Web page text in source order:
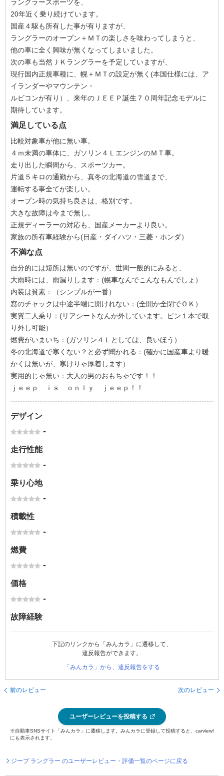
ラングラースポーツを、
20年近く乗り続けています。
国産４駆も所有した事が有りますが、
ラングラーのオープン＋ＭＴの楽しさを味わってしまうと、
他の車に全く興味が無くなってしまいました。
次の車も当然ＪＫラングラーを予定していますが、
現行国内正規車種に、幌＋ＭＴの設定が無く(本国仕様には、ア
イランダーやマウンテン・
ルビコンが有り）、来年のＪＥＥＰ誕生７０周年記念モデルに
期待しています。
満足している点
比較対象車が他に無い車。
４ｍ未満の車体に、ガソリン４ＬエンジンのＭＴ車。
走り出した瞬間から、スポーツカー。
片道５キロの通勤から、真冬の北海道の雪道まで、
運転する事全てが楽しい。
オープン時の気持ち良さは、格別です。
大きな故障は今まで無し。
正規ディーラーの対応も、国産メーカーより良い。
家族の所有車経験から(日産・ダイハツ・三菱・ホンダ）
不満な点
自分的には短所は無いのですが、世間一般的にみると、
大雨時には、雨漏りします：(幌車なんでこんなもんでしょ）
内装は貧素：（シンプルが一番）
窓のチャックは中途半端に開けれない：(全開か全閉でＯＫ）
実質二人乗り：(リアシートなんか外しています。ピン１本で取
り外し可能）
燃費がいまいち：(ガソリン４Ｌとしては、良いほう）
冬の北海道で寒くない？と必ず聞かれる：(確かに国産車より暖
かくは無いが、寒けりゃ厚着します）
実用的じゃ無い：大人の男のおもちゃです！！
ｊｅｅｐ ｉｓ ｏｎｌｙ ｊｅｅｐ！！
デザイン
-
走行性能
-
乗り心地
-
積載性
-
燃費
-
価格
-
故障経験
下記のリンクから「みんカラ」に遷移して、
違反報告ができます。
「みんカラ」から、違反報告をする
前のレビュー 次のレビュー
ユーザーレビューを投稿する
※自動車SNSサイト「みんカラ」に遷移します。みんカラに登録して投稿すると、carview!
にも表示されます。
ジープ ラングラー のユーザーレビュー・評価一覧のページに戻る